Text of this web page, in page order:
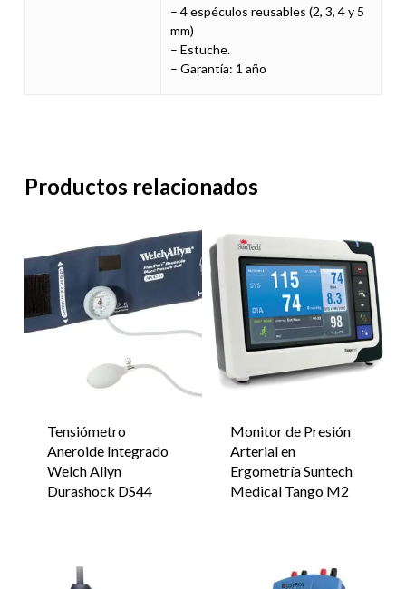
– 4 espéculos reusables (2, 3, 4 y 5
mm)
– Estuche.
– Garantía: 1 año
Productos relacionados
Tensiómetro
Aneroide Integrado
Welch Allyn
Durashock DS44
Monitor de Presión
Arterial en
Ergometría Suntech
Medical Tango M2